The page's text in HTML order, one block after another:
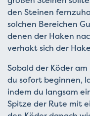
den Steinen
solchen Bereichen
denen der Haken
verhakt sich der
Sobald der Köder
du sofort beginnen,
indem du langsam
Spitze der Rute mit